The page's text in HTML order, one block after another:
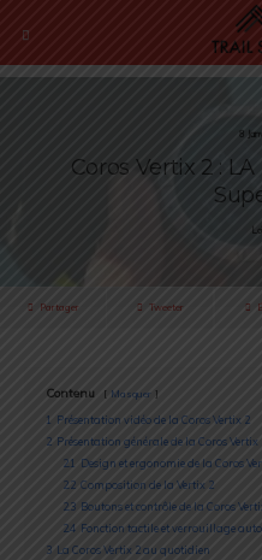
8
Coros Vertix 2 :
Partager Tweeter
Contenu Masquer
1
Présentation vidéo de la Coros Vertix 2
2 Présentation générale de la Coros Vertix
2.1
Design et ergonomie de la Coros
2.2 Composition de la Vertix 2
2.3 Boutons et contrôle de la Coros
2.4 Fonction tactile et verrouillage auto
3 La Coros Vertix 2 au quotidien